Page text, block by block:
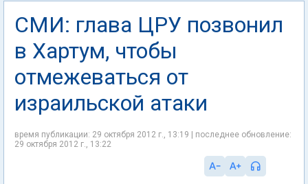
СМИ: глава ЦРУ позвонил
в Хартум, чтобы
отмежеваться от
израильской атаки
время публикации: 29 октября 2012 г., 13:19 | последнее обновление:
29 октября 2012 г., 13:22